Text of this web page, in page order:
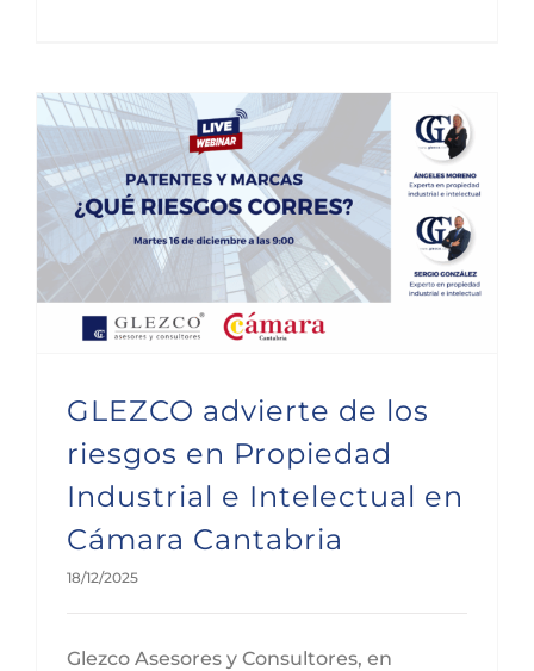
GLEZCO advierte de los
riesgos en Propiedad
Industrial e Intelectual en
Cámara Cantabria
18/12/2025
Glezco Asesores y Consultores, en